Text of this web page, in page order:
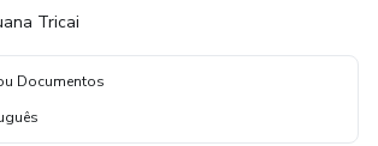
Tricai
Documentos